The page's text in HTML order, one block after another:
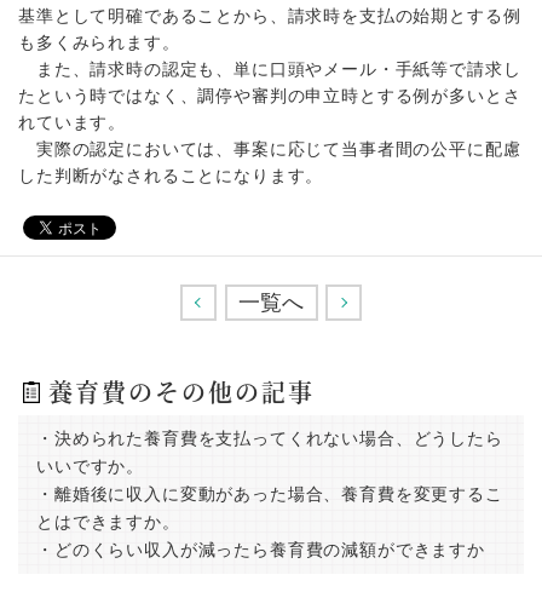
基準として明確であることから、請求時を支払の始期とする例
も多くみられます。
また、請求時の認定も、単に口頭やメール・手紙等で請求し
たという時ではなく、調停や審判の申立時とする例が多いとさ
れています。
実際の認定においては、事案に応じて当事者間の公平に配慮
した判断がなされることになります。
<一覧へ
養育費のその他の記事
・決められた養育費を支払ってくれない場合、どうしたら
いいですか。
・離婚後に収入に変動があった場合、養育費を変更するこ
とはできますか。
・どのくらい収入が減ったら養育費の減額ができますか